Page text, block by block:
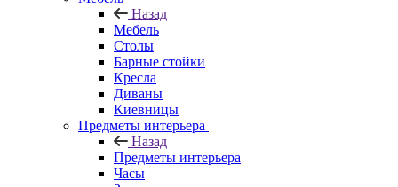
Назад
Мебель
Столы
Барные стойки
Кресла
Диваны
Киевницы
Предметы интерьера
Назад
Предметы интерьера
Часы